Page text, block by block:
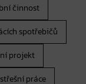
činnost
spotřebičů
projekt
střešní práce